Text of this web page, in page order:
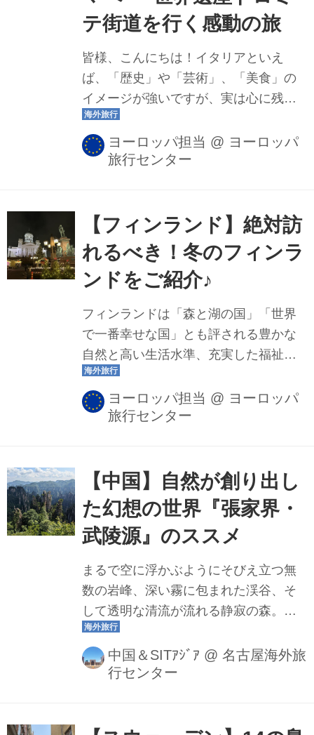
テ街道を行く感動の旅
皆様、こんにちは！イタリアといえ
ば、「歴史」や「芸術」、「美食」の
イメージが強いですが、実は心に残る
大自然の景色も数多く存在します。都
市観光とはひと味違う、雄大な「自
然」に出会えるのもイタリアの大きな
つくり出すダイナミックな風景――。
そんな感動を味わうなら、是非訪れた
いのがイタリア北部に広がる山岳エリ
ア！今回のブログでは、アルプスの雄
切り立つ岩峰が印象的なドロミテを中
心に、その魅力をご紹介いたします。
これからツアーにご参加予定の皆様に
だきながら、アオスタ...
ヨーロッパ担当 @ ヨーロッパ
旅行センター
【フィンランド】絶対訪
れるべき！冬のフィンラ
ンドをご紹介♪
フィンランドは「森と湖の国」「世界
で一番幸せな国」とも評される豊かな
自然と高い生活水準、充実した福祉制
度が特徴の国です。首都ヘルシンキ
は、デザインと建築の都市として有名
で、自然からデザインまで北欧らしさ
いたします♪
ヨーロッパ担当 @ ヨーロッパ
旅行センター
【中国】自然が創り出し
た幻想の世界『張家界・
武陵源』のススメ
まるで空に浮かぶようにそびえ立つ無
数の岩峰、深い霧に包まれた渓谷、そ
して透明な清流が流れる静寂の森。中
国・湖南省にある武陵源は、現実とは
思えないほど幻想的な景色が広がる世
界自然遺産です。SF映画の舞台のモデ
中国＆SITｱｼﾞｱ @ 名古屋海外旅
行センター